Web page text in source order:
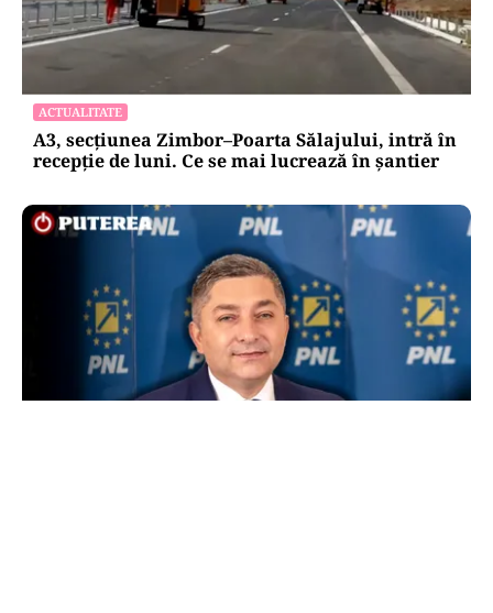
ACTUALITATE
A3, secțiunea Zimbor–Poarta Sălajului, intră în
recepție de luni. Ce se mai lucrează în șantier